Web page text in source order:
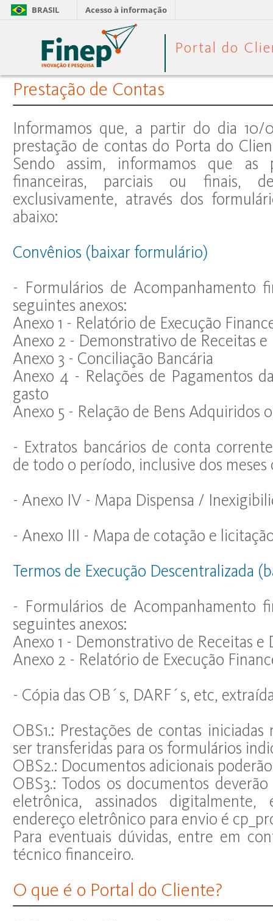
BRASIL Acesso à informação
Prestação de Contas
Informamos que, a partir do dia
prestação de contas do Porta do
Sendo assim, informamos que as
financeiras, parciais ou finais,
exclusivamente, através dos
abaixo:
Convênios (baixar formulário)
- Formulários de Acompanhamento
seguintes anexos:
Anexo 1 - Relatório de Execução
Anexo 2 - Demonstrativo de Receitas e
Anexo 3 - Conciliação Bancária
Anexo 4 - Relações de Pagamentos
gasto
Anexo 5 - Relação de Bens Adquiridos
- Extratos bancários de conta
de todo o período, inclusive dos
- Anexo IV - Mapa Dispensa /
- Anexo III - Mapa de cotação e
Termos de Execução Descentralizada
- Formulários de Acompanhamento
seguintes anexos:
Anexo 1 - Demonstrativo de Receitas e
Anexo 2 - Relatório de Execução
- Cópia das OB´s, DARF´s, etc,
OBS1.: Prestações de contas
ser transferidas para os formulários
OBS2.: Documentos adicionais
OBS3.: Todos os documentos
eletrônica, assinados
endereço eletrônico para envio é
Para eventuais dúvidas, entre em
técnico financeiro.
O que é o Portal do Cliente?